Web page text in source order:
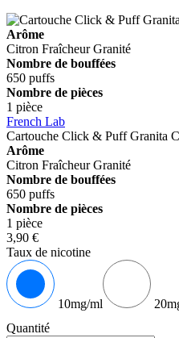
Arôme
Citron FraîcheurGranité
Nombre de bouffées
650 puffs
Nombre de pièces
1 pièce
French Lab
Cartouche Click & Puff Granita
Arôme
Citron FraîcheurGranité
Nombre de bouffées
650 puffs
Nombre de pièces
1 pièce
3,90 €
Taux de nicotine
10mg/ml
Quantité